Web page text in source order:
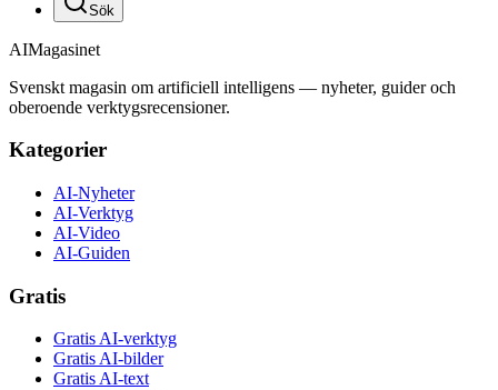
Sök
AIMagasinet
Svenskt magasin om artificiell intelligens — nyheter, guider och
oberoende verktygsrecensioner.
Kategorier
AI-Nyheter
AI-Verktyg
AI-Video
AI-Guiden
Gratis
Gratis AI-verktyg
Gratis AI-bilder
Gratis AI-text